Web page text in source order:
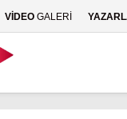
VİDEO GALERİ